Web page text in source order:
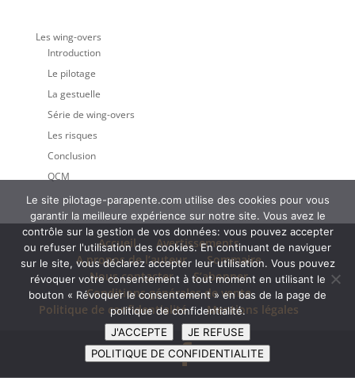
Les wing-overs
Introduction
Le pilotage
La gestuelle
Série de wing-overs
Les risques
Conclusion
QCM
Accueil
Avertissements
A propos de l’auteur
Sommaire
Nous contacter
S’abonner
Conditions générales de vente
Politique de confidentialité
Mentions légales
Le site pilotage-parapente.com utilise des cookies pour vous
garantir la meilleure expérience sur notre site. Vous avez le
contrôle sur la gestion de vos données: vous pouvez accepter
ou refuser l'utilisation des cookies. En continuant de naviguer
sur le site, vous déclarez accepter leur utilisation. Vous pouvez
révoquer votre consentement à tout moment en utilisant le
bouton « Révoquer le consentement » en bas de la page de
politique de confidentialité.
J'ACCEPTE
JE REFUSE
POLITIQUE DE CONFIDENTIALITE